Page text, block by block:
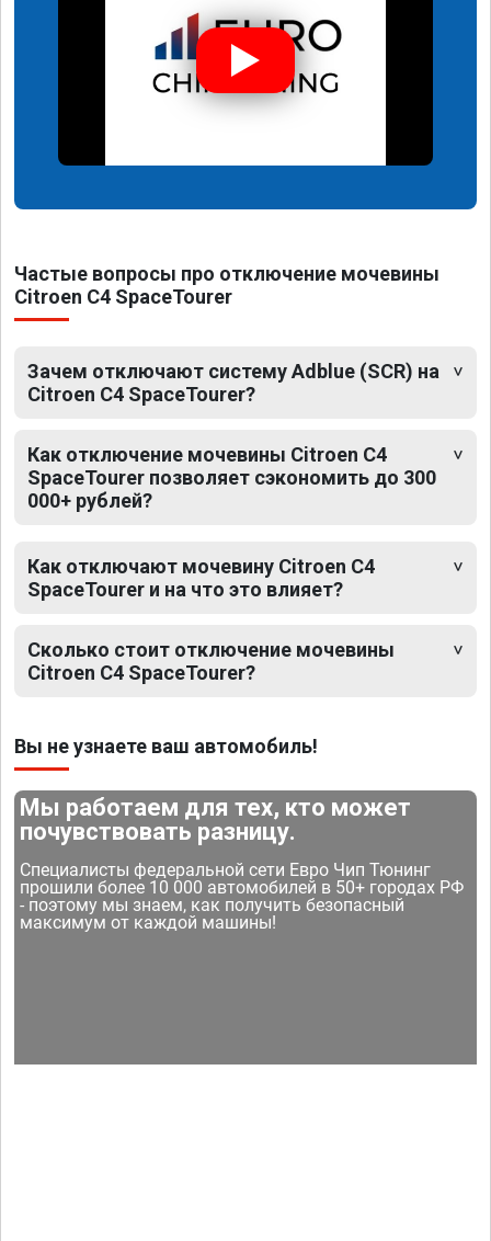
Частые вопросы про отключение мочевины
Citroen C4 SpaceTourer
Зачем отключают систему Adblue (SCR) на
Citroen C4 SpaceTourer?
Как отключение мочевины Citroen C4
SpaceTourer позволяет сэкономить до 300
000+ рублей?
Как отключают мочевину Citroen C4
SpaceTourer и на что это влияет?
Сколько стоит отключение мочевины
Citroen C4 SpaceTourer?
Вы не узнаете ваш автомобиль!
Мы работаем для тех, кто может
почувствовать разницу.
Специалисты федеральной сети Евро Чип Тюнинг
прошили более 10 000 автомобилей в 50+ городах РФ
- поэтому мы знаем, как получить безопасный
максимум от каждой машины!